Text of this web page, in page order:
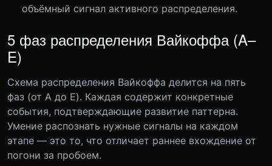
объёмный сигнал активного распределения.
5 фаз распределения Вайкоффа (A–
E)
Схема распределения Вайкоффа делится на пять
фаз (от A до E). Каждая содержит конкретные
события, подтверждающие развитие паттерна.
Умение распознать нужные сигналы на каждом
этапе — это то, что отличает раннее вхождение от
погони за пробоем.